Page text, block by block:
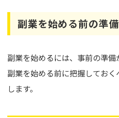
副業を始める前の準備
副業を始めるには、事前の準備
副業を始める前に把握してお
します。